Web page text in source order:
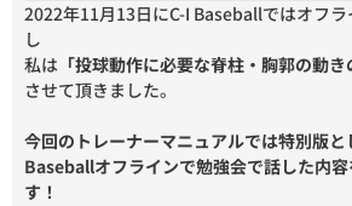
2022年11月13日にC-I Baseballではオフ
し
私は 「投球動作に必要な脊柱・胸郭の動き
させて頂きました。
今回のトレーナーマニュアルでは特別版
Baseballオフラインで勉強会で話した内
す！